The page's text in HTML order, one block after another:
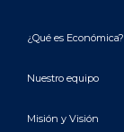
¿Qué es Económica?
Nuestro equipo
Misión y Visión